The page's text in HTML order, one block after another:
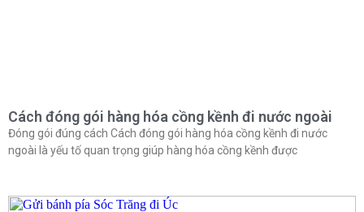
Cách đóng gói hàng hóa cồng kềnh đi nước ngoài
Đóng gói đúng cách Cách đóng gói hàng hóa cồng kềnh đi nước
ngoài là yếu tố quan trọng giúp hàng hóa cồng kềnh được